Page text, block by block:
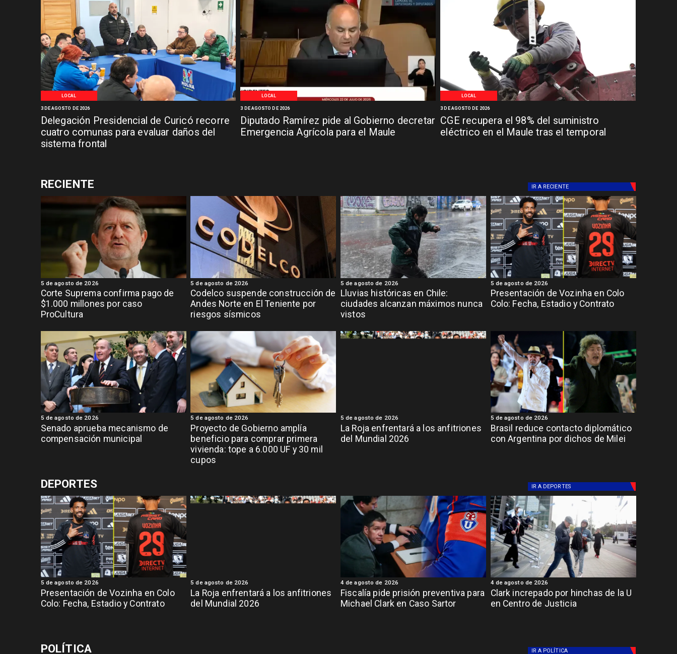
LOCAL
Delegación Presidencial de Curicó recorre
cuatro comunas para evaluar daños del
sistema frontal
3 DE AGOSTO DE 2026
LOCAL
Diputado Ramírez pide al Gobierno decretar
Emergencia Agrícola para el Maule
3 DE AGOSTO DE 2026
LOCAL
CGE recupera el 98% del suministro
eléctrico en el Maule tras el temporal
3 DE AGOSTO DE 2026
RECIENTE IR A RECIENTE
Corte Suprema confirma pago de
$1.000 millones por caso
ProCultura
5 de agosto de 2026
Codelco suspende construcción de
Andes Norte en El Teniente por
riesgos sísmicos
5 de agosto de 2026
Lluvias históricas en Chile:
ciudades alcanzan máximos nunca
vistos
5 de agosto de 2026
Presentación de Vozinha en Colo
Colo: Fecha, Estadio y Contrato
5 de agosto de 2026
Senado aprueba mecanismo de
compensación municipal
5 de agosto de 2026
Proyecto de Gobierno amplía
beneficio para comprar primera
vivienda: tope a 6.000 UF y 30 mil
cupos
5 de agosto de 2026
La Roja enfrentará a los anfitriones
del Mundial 2026
5 de agosto de 2026
Brasil reduce contacto diplomático
con Argentina por dichos de Milei
5 de agosto de 2026
DEPORTES IR A DEPORTES
Presentación de Vozinha en Colo
Colo: Fecha, Estadio y Contrato
5 de agosto de 2026
La Roja enfrentará a los anfitriones
del Mundial 2026
5 de agosto de 2026
Fiscalía pide prisión preventiva para
Michael Clark en Caso Sartor
4 de agosto de 2026
Clark increpado por hinchas de la U
en Centro de Justicia
4 de agosto de 2026
POLÍTICA IR A POLÍTICA